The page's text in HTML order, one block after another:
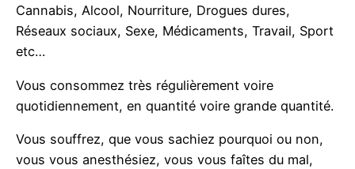
Cannabis, Alcool, Nourriture, Drogues dures,
Réseaux sociaux, Sexe, Médicaments, Travail, Sport
etc…
Vous consommez très régulièrement voire
quotidiennement, en quantité voire grande quantité.
Vous souffrez, que vous sachiez pourquoi ou non,
vous vous anesthésiez, vous vous faîtes du mal,